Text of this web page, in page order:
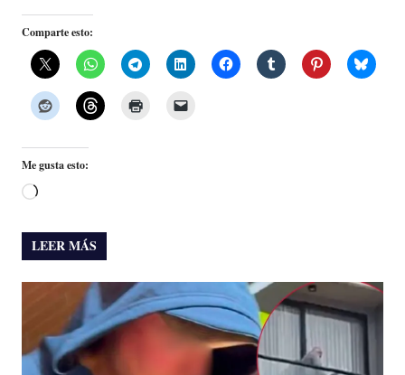
Comparte esto:
Me gusta esto:
Cargando...
LEER MÁS